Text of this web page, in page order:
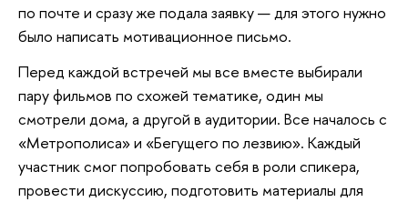
по почте и сразу же подала заявку — для этого нужно
было написать мотивационное письмо.
Перед каждой встречей мы все вместе выбирали
пару фильмов по схожей тематике, один мы
смотрели дома, а другой в аудитории. Все началось с
«Метрополиса» и «Бегущего по лезвию». Каждый
участник смог попробовать себя в роли спикера,
провести дискуссию, подготовить материалы для